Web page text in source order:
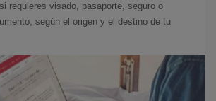
requieres visado, pasaporte, seguro o
según el origen y el destino de tu